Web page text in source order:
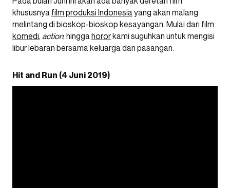
khususnya film produksi Indonesia yang akan malang
melintang di bioskop-bioskop kesayangan. Mulai dari film
komedi, action, hingga hororkami suguhkan untuk mengisi
libur lebaran bersama keluarga dan pasangan.
Hit and Run (4 Juni 2019)